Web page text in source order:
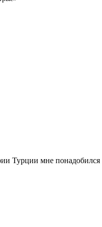
Турции мне